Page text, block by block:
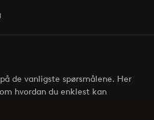
de vanligste spørsmålene. Her
hvordan du enklest kan